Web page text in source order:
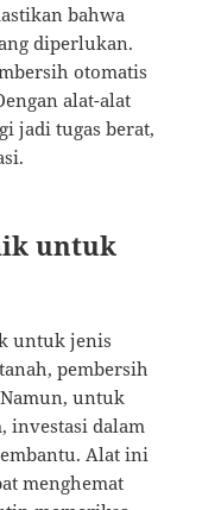
bahwa
diperlukan.
otomatis
alat-alat
jadi tugas berat,
untuk
untuk jenis
pembersih
untuk
investasi dalam
Alat ini
menghemat